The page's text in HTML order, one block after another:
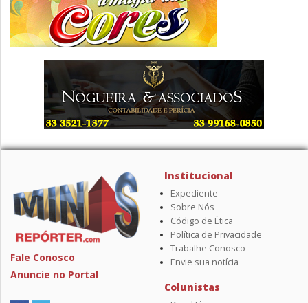
Fale Conosco
Anuncie no Portal
Institucional
Expediente
Sobre Nós
Código de Ética
Política de Privacidade
Trabalhe Conosco
Envie sua notícia
Colunistas